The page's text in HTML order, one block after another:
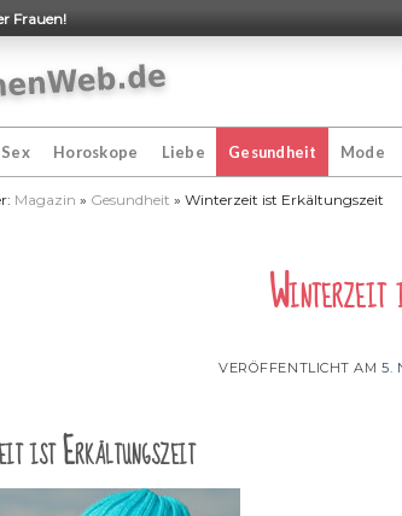
Frauen!
Sex Horoskope Liebe Gesundheit Mode
Magazin » Gesundheit » Winterzeit ist Erkältungszeit
VERÖFFENTLICHT AM5.
ist Erkältungszeit